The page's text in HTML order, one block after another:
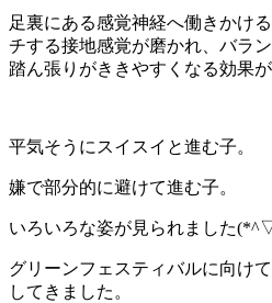
足裏にある感覚神経へ働きかけ
チする接地感覚が磨かれ、バラ
踏ん張りがききやすくなる効果
平気そうにスイスイと進む子。
嫌で部分的に避けて進む子。
いろいろな姿が見られました
グリーンフェスティバルに向け
してきました。